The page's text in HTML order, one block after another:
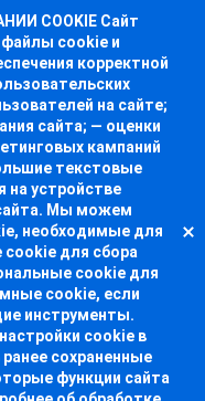
COOKIE Сайт
файлы cookie и
корректной
на сайте;
сайта; — оценки
кампаний
текстовые
устройстве
Мы можем
необходимые для
cookie для сбора
cookie для
cookie, если
инструменты.
cookie в
сохраненные
функции сайта